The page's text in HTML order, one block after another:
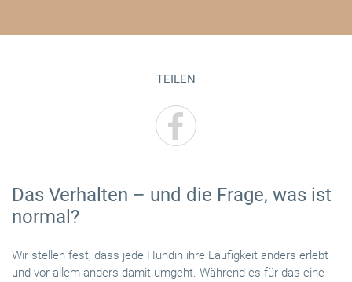
Das Verhalten – und die Frage, was ist
normal?
Wir stellen fest, dass jede Hündin ihre Läufigkeit anders erlebt
und vor allem anders damit umgeht. Während es für das eine
TEILEN